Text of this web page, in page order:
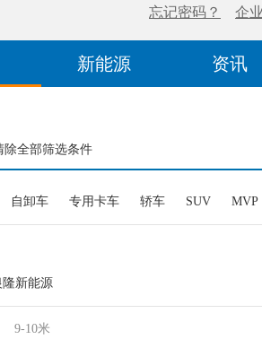
新能源 资讯
除全部筛选条件
自卸车 专用卡车 轿车 SUV MVP
隆新能源
9-10米